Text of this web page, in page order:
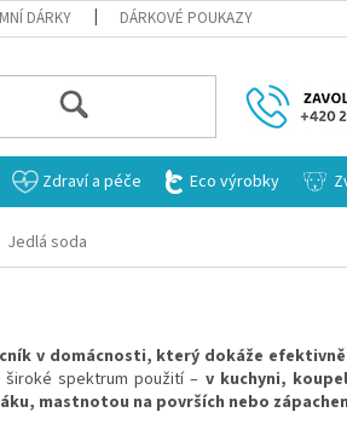
DÁRKY DÁRKOVÉ POUKAZY
HLEDAT
Zdraví a péče Eco výrobky
Jedlá soda
v domácnosti, který dokáže
spektrum použití – v kuchyni,
mastnotou na površích nebo